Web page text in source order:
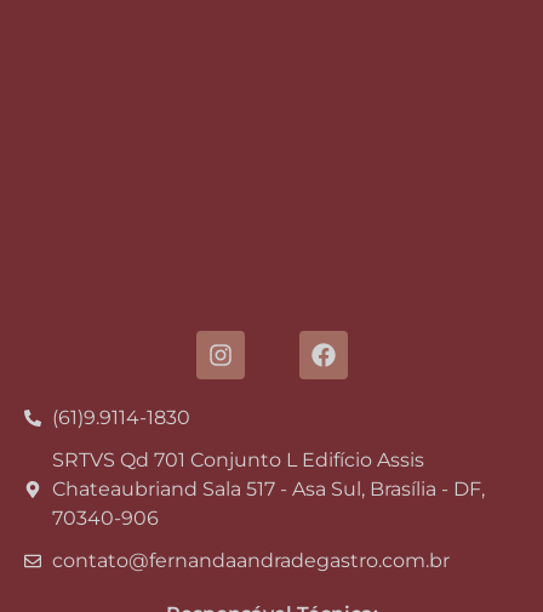
(61)9.9114-1830
SRTVS Qd 701 Conjunto L Edifício Assis
Chateaubriand Sala 517 - Asa Sul, Brasília - DF,
70340-906
contato@fernandaandradegastro.com.br